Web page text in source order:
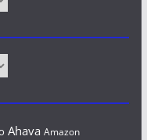
Ahava Amazon